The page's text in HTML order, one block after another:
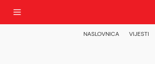
NASLOVNICA VIJESTI